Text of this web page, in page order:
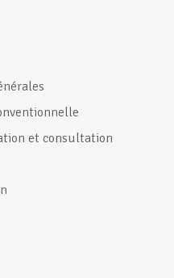
et consultation